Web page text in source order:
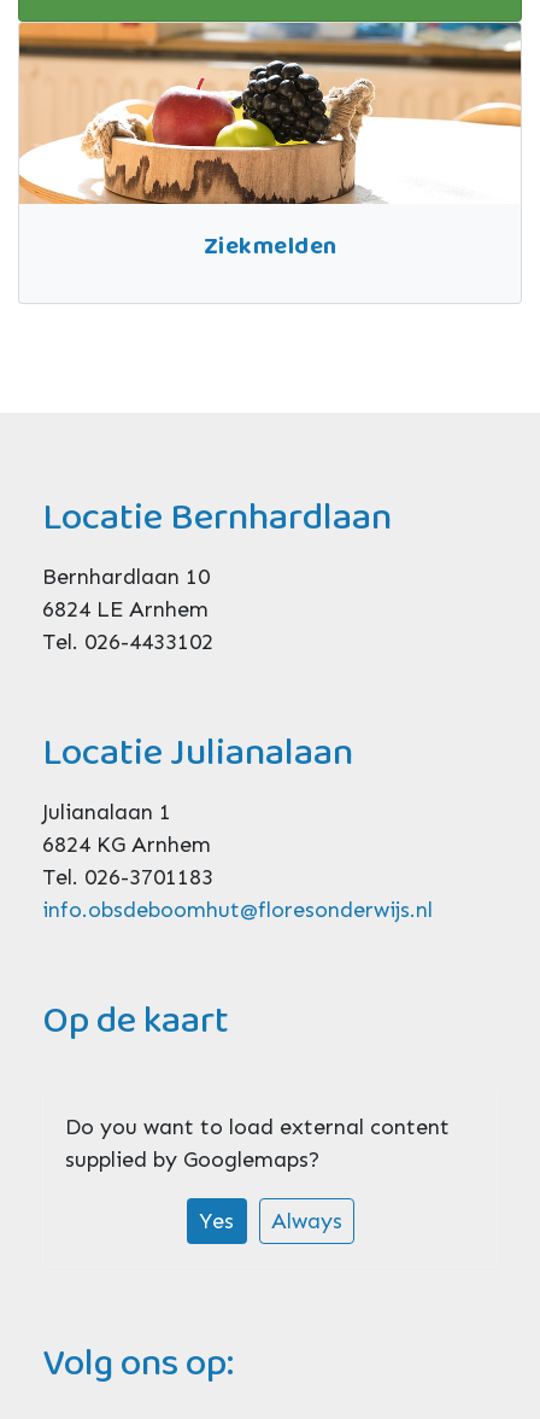
Ziekmelden
Locatie Bernhardlaan
Bernhardlaan 10
6824 LE Arnhem
Tel. 026-4433102
Locatie Julianalaan
Julianalaan 1
6824 KG Arnhem
Tel. 026-3701183
info.obsdeboomhut@floresonderwijs.nl
Op de kaart
Do you want to load external content
supplied by Googlemaps?
Yes Always
Volg ons op: